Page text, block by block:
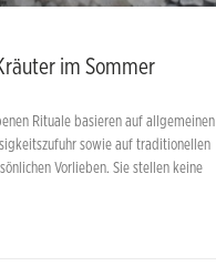
im Sommer
Rituale basieren auf allgemeinen
sowie auf traditionellen
Vorlieben. Sie stellen keine